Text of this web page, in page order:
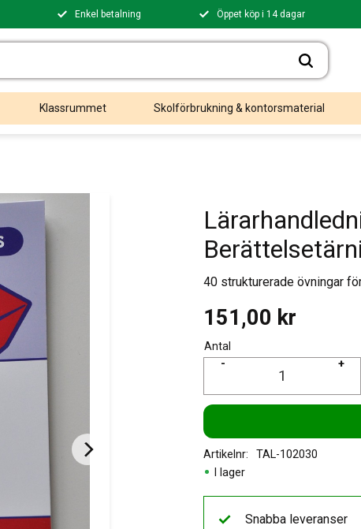
Enkel betalning Öppet köp i 14 dagar
Klassrummet Skolförbrukning & kontorsmaterial
40 strukturerade övningar
151,00 kr
Antal
+
-
I lager
Artikelnr TAL-102030
Snabba leveranser